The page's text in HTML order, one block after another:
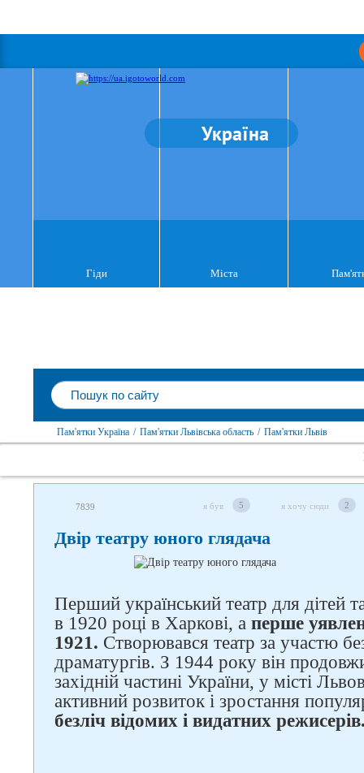
Україна
Гіди Міста
Пам'ятки Україна / Пам'ятки Львівська область / Пам'ятки Львів
7839 я був 5 я хочу сюди 2
Двір театру юного глядача
Перший український театр для дітей
в 1920 році в Харкові, а перше
1921. Створювався театр за участю
драматургів. З 1944 року він
західній частині України, у місті
активний розвиток і зростання
безліч відомих і видатних
Слідкуйте за нами в
соцмережах